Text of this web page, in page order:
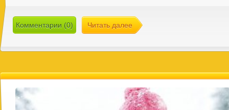
Комментарии (0) Читать далее